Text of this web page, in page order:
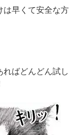
は早くて安全な方
ればどんどん試し